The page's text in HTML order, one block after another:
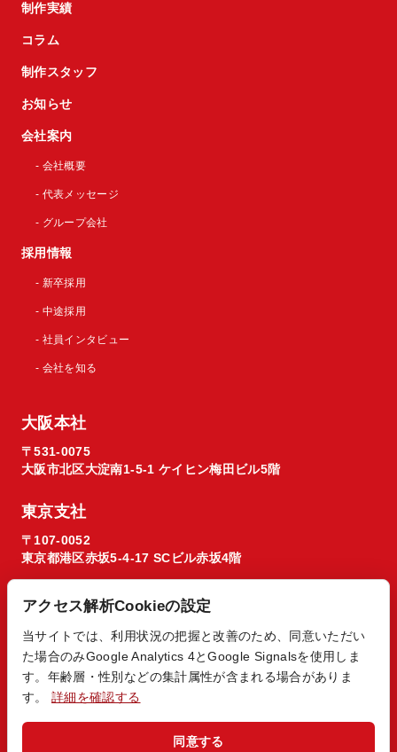
制作実績
コラム
制作スタッフ
お知らせ
会社案内
- 会社概要
- 代表メッセージ
- グループ会社
採用情報
- 新卒採用
- 中途採用
- 社員インタビュー
- 会社を知る
大阪本社
〒531-0075
大阪市北区大淀南1-5-1 ケイヒン梅田ビル5階
東京支社
〒107-0052
東京都港区赤坂5-4-17 SCビル赤坂4階
© 2026 Regista X1 co. ltd.
アクセス解析Cookieの設定
当サイトでは、利用状況の把握と改善のため、同意いただい
た場合のみGoogle Analytics 4とGoogle Signalsを使用しま
す。年齢層・性別などの集計属性が含まれる場合がありま
す。詳細を確認する
同意する